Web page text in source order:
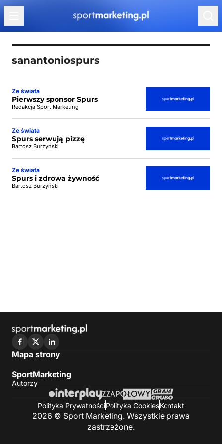
Przejdź do treści
sanantoniospurs
Ze świata
Pierwszy sponsor Spurs
Redakcja Sport Marketing
Ze świata
Spurs serwują pizzę
Bartosz Burzyński
Ze świata
Spurs i zdrowa żywność
Bartosz Burzyński
Mapa strony
SportMarketing
Autorzy
Polityka PrywatnościPolityka CookiesKontakt
2026 © Sport Marketing. Wszystkie prawa
zastrzeżone.